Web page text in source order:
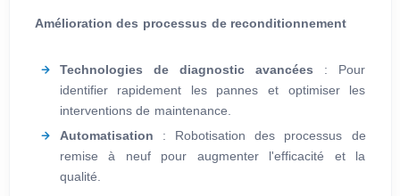
Amélioration des processus de reconditionnement
Technologies de diagnostic avancées : Pour
identifier rapidement les pannes et optimiser les
interventions de maintenance.
Automatisation : Robotisation des processus de
remise à neuf pour augmenter l'efficacité et la
qualité.